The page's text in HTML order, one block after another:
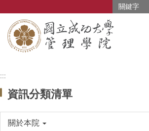
主
要
內
:::
資訊分類清單
關於本院